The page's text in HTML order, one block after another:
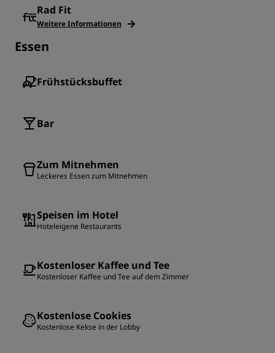
Rad Fit
Weitere Informationen
Essen
Frühstücksbuffet
Bar
Zum Mitnehmen
Leckeres Essen zum Mitnehmen
Speisen im Hotel
Hoteleigene Restaurants
Kostenloser Kaffee und Tee
Kostenloser Kaffee und Tee auf dem Zimmer
Kostenlose Cookies
Kostenlose Kekse in der Lobby